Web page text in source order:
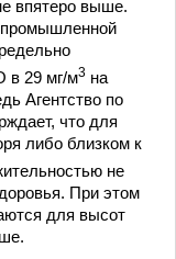
впятеро выше.
в 29 мг/м3 на
Агентство по
что для
либо близком к
не
При этом
для высот